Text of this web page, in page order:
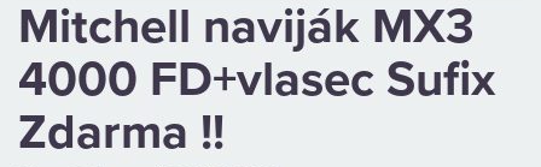
PÉČE
O
ÚLOVEK
Mitchell naviják MX3
4000 FD+vlasec Sufix
Zdarma !!